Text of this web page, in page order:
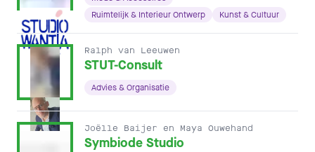
Ruimtelijk & Interieur Ontwerp
Kunst & Cultuur
Ralph van Leeuwen
STUT-Consult
Advies & Organisatie
Joëlle Baijer en Maya Ouwehand
Symbiode Studio